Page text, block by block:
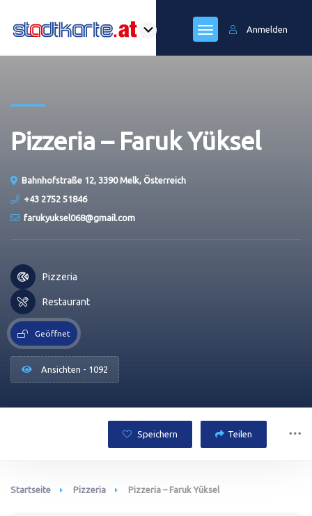
Anmelden
Pizzeria – Faruk Yüksel
Bahnhofstraße 12, 3390 Melk, Österreich
+43 2752 51846
farukyuksel068@gmail.com
Pizzeria
Restaurant
Geöffnet
Ansichten - 1092
Speichern Teilen
Startseite Pizzeria Pizzeria – Faruk Yüksel